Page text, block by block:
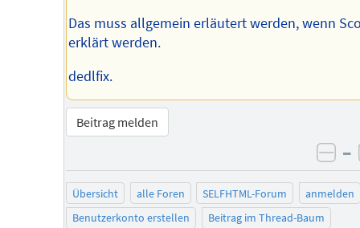
Das muss allgemein erläutert werden, wenn
erklärt werden.
dedlfix.
Beitrag melden
–
Übersicht alle Foren SELFHTML-Forum
anmelden
Benutzerkonto erstellen
Beitrag im Thread-Baum